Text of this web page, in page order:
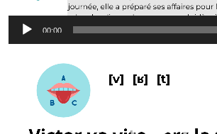
00:00